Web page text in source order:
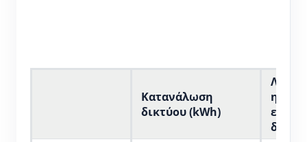
Κατανάλωση
δικτύου (kWh)